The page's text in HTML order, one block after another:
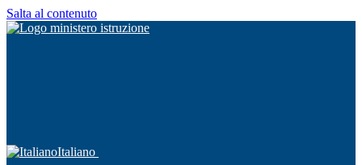
Salta al contenuto
Italiano